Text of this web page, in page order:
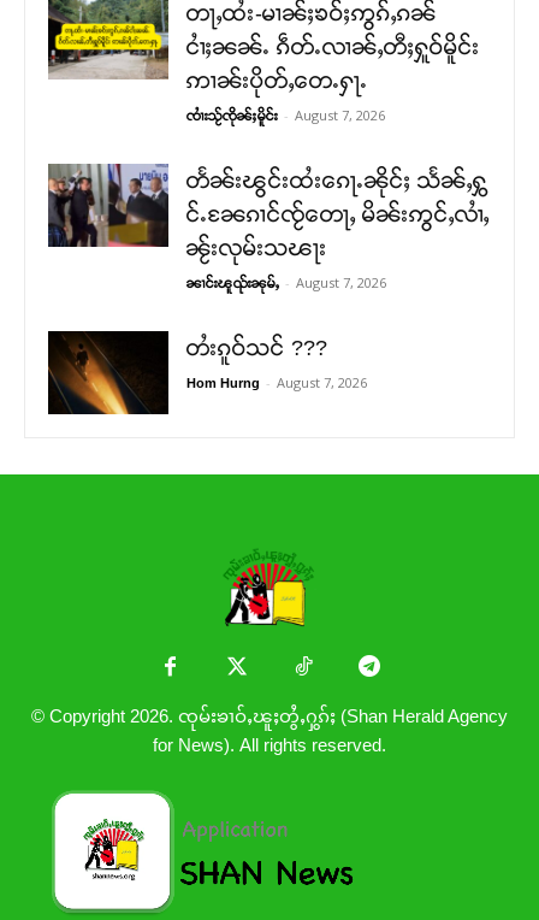
တႃႇထႆး-မၢၼ်ႈၶဝ်ႈဢွၵ်ႇၵၼ်
ငၢႆႈၼၼ်ႉ ၵဵတ်ႉလၢၼ်ႇတီႈႁူဝ်မိူင်း
ဢၢၼ်းပိုတ်ႇတေႉႁႃႉ
ၸၢႆးသႂ်ၸိုၼ်ႈမိူင်း - August 7, 2026
တႅၼ်းၽွင်းထႆးၵေႃႉၼိုင်ႈ သႅၼ်ႇႁွ
င်ႉၼႄၵၢင်ၸႂ်တေႃႇ မိၼ်းဢွင်ႇလၢႆႇ
ၼႂ်းလုမ်းသၽႃး
ၼၢင်းၽူၺ်းၼုမ်ႇ - August 7, 2026
တႆးၵူဝ်သင် ???
Hom Hurng - August 7, 2026
© Copyright 2026. ၸုမ်းၶၢဝ်ႇၽူႈတွႆႇႁွၵ်ႈ (Shan Herald Agency
for News). All rights reserved.